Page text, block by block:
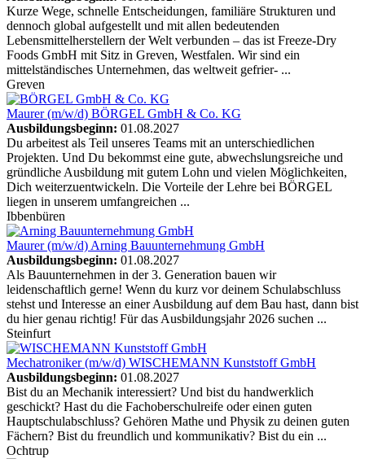
Kurze Wege, schnelle Entscheidungen, familiäre Strukturen und
dennoch global aufgestellt und mit allen bedeutenden
Lebensmittelherstellern der Welt verbunden – das ist Freeze-Dry
Foods GmbH mit Sitz in Greven, Westfalen. Wir sind ein
mittelständisches Unternehmen, das weltweit gefrier- ...
Greven
Maurer (m/w/d) BÖRGEL GmbH & Co. KG
Ausbildungsbeginn: 01.08.2027
Du arbeitest als Teil unseres Teams mit an unterschiedlichen
Projekten. Und Du bekommst eine gute, abwechslungsreiche und
gründliche Ausbildung mit gutem Lohn und vielen Möglichkeiten,
Dich weiterzuentwickeln. Die Vorteile der Lehre bei BÖRGEL
liegen in unserem umfangreichen ...
Ibbenbüren
Maurer (m/w/d) Arning Bauunternehmung GmbH
Ausbildungsbeginn: 01.08.2027
Als Bauunternehmen in der 3. Generation bauen wir
leidenschaftlich gerne! Wenn du kurz vor deinem Schulabschluss
stehst und Interesse an einer Ausbildung auf dem Bau hast, dann bist
du hier genau richtig! Für das Ausbildungsjahr 2026 suchen ...
Steinfurt
Mechatroniker (m/w/d) WISCHEMANN Kunststoff GmbH
Ausbildungsbeginn: 01.08.2027
Bist du an Mechanik interessiert? Und bist du handwerklich
geschickt? Hast du die Fachoberschulreife oder einen guten
Hauptschulabschluss? Gehören Mathe und Physik zu deinen guten
Fächern? Bist du freundlich und kommunikativ? Bist du ein ...
Ochtrup